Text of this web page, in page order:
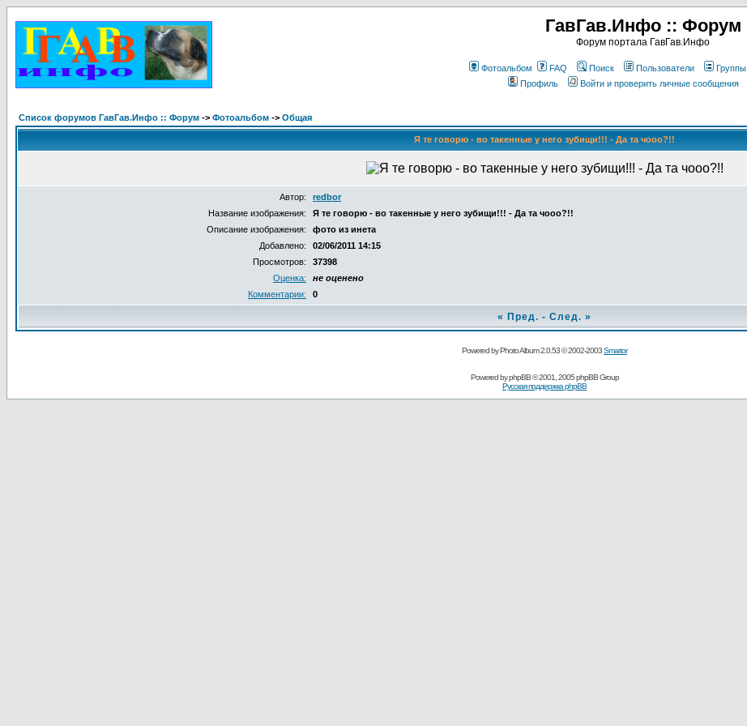
ГавГав.Инфо :: Форум
Форум портала ГавГав.Инфо
Фотоальбом FAQ Поиск Пользователи Группы
Профиль
Войти и проверить личные сообщения
Список форумов ГавГав.Инфо :: Форум -> Фотоальбом -> Общая
Я те говорю - во такенные у него зубищи!!! - Да та чооо?!!
Автор:
redbor
Название изображения:
Я те говорю - во такенные у него зубищи!!! - Да та чооо?!!
Описание изображения:
фото из инета
Добавлено:
02/06/2011 14:15
Просмотров:
37398
Оценка:
не оценено
Комментарии:
0
« Пред. - След. »
Powered by Photo Album 2.0.53 © 2002-2003Smartor
Powered byphpBB© 2001, 2005 phpBB Group
Русская поддержка phpBB